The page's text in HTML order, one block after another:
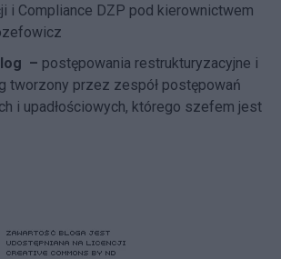
i Compliance DZP pod kierownictwem
– postępowania restrukturyzacyjne i
tworzony przez zespół postępowań
i upadłościowych, którego szefem jest